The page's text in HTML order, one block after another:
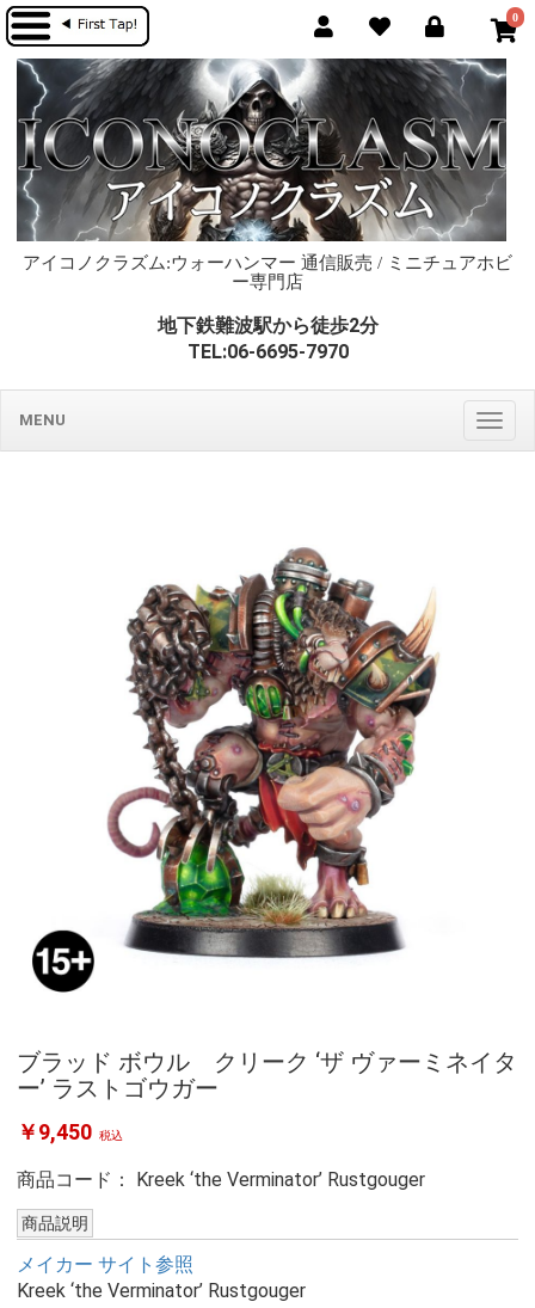
0
アイコノクラズム:ウォーハンマー 通信販売 / ミニチュアホビ
ー専門店
地下鉄難波駅から徒歩2分
TEL:06-6695-7970
MENU
ブラッド ボウル クリーク ‘ザ ヴァーミネイタ
ー’ ラストゴウガー
￥9,450 税込
商品コード： Kreek ‘the Verminator’ Rustgouger
商品説明
メイカー サイト参照
Kreek ‘the Verminator’ Rustgouger